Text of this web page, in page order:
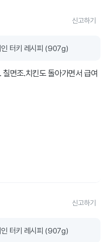
신고하기
인 터키 레시피 (907g)
면조.치킨도 돌아가면서 급여
신고하기
인 터키 레시피 (907g)